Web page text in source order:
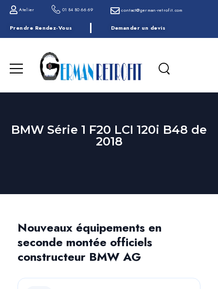
Atelier 01 84 80 66 69 contact@german-retrofit.com
Prendre Rendez-Vous Demander un devis
BMW Série 1 F20 LCI 120i B48 de
2018
Nouveaux équipements en
seconde montée officiels
constructeur BMW AG